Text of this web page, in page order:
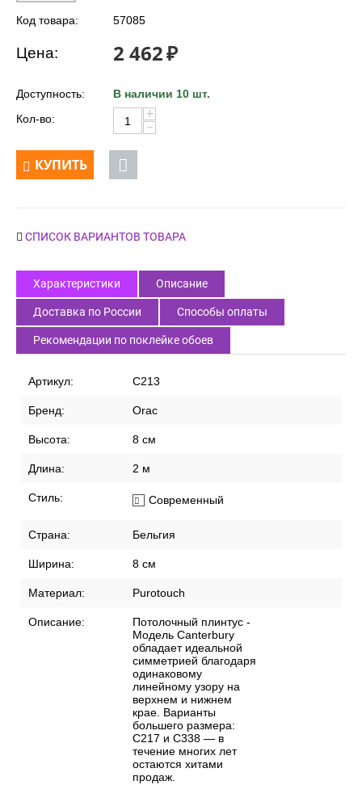
Код товара: 57085
Цена: 2 462₽
Доступность:
В наличии 10 шт.
Кол-во:
+
−
КУПИТЬ
СПИСОК ВАРИАНТОВ ТОВАРА
Характеристики Описание
Доставка по России Способы оплаты
Рекомендации по поклейке обоев
Артикул: C213
Бренд: Orac
Высота: 8 см
Длина: 2 м
Стиль: Современный
Страна: Бельгия
Ширина: 8 см
Материал: Purotouch
Описание:
Потолочный плинтус -
Модель Canterbury
обладает идеальной
симметрией благодаря
одинаковому
линейному узору на
верхнем и нижнем
крае. Варианты
большего размера:
C217 и C338 — в
течение многих лет
остаются хитами
продаж.